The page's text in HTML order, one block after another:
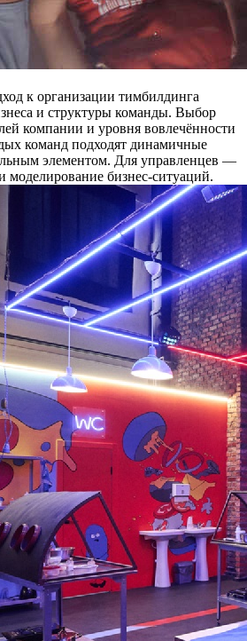
к организации тимбилдинга
и структуры команды. Выбор
компании и уровня вовлечённости
команд подходят динамичные
элементом. Для управленцев —
моделирование бизнес-ситуаций.